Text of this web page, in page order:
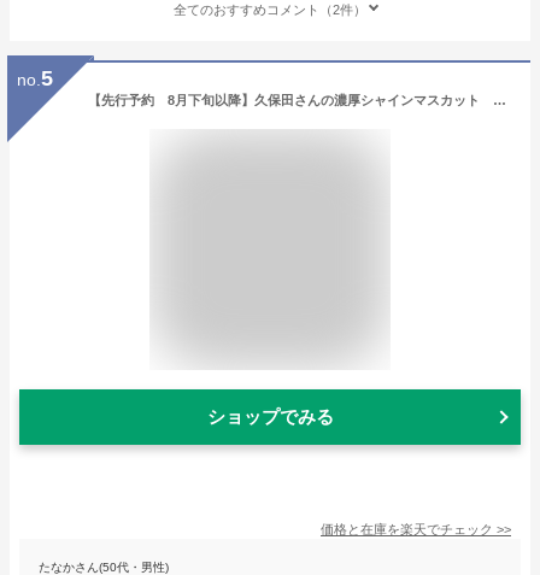
全てのおすすめコメント（2件）
no. 5
【先行予約 8月下旬以降】久保田さんの濃厚シャインマスカット 約1.8kg 【送料無料】【山梨県産】
ショップでみる
価格と在庫を楽天でチェック >>
たなかさん(50代・男性)